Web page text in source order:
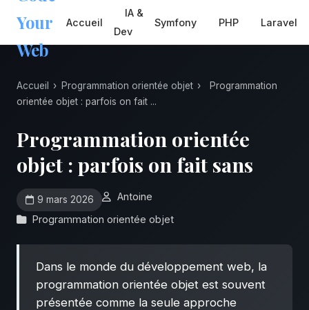
Your
Web
Accueil
IA &
Dev
Symfony PHP Laravel
Accueil › Programmation orientée objet ›
Programmation
orientée objet : parfois on fait ...
Programmation orientée
objet : parfois on fait sans
9 mars 2026
Antoine
Programmation orientée objet
Dans le monde du développement web, la
programmation orientée objet est souvent
présentée comme la seule approche